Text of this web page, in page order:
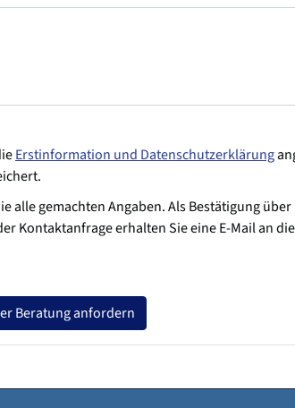
Erstinformation und Datenschutzerklärung
alle gemachten Angaben. Als Bestätigung über
Kontaktanfrage erhalten Sie eine E-Mail an
Beratung anfordern